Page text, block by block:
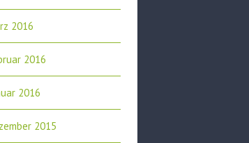
2016
2016
2016
2015